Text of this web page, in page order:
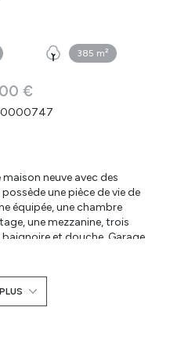
385 m²
€
maison neuve avec des
une pièce de vie de
équipée, une chambre
une mezzanine, trois
et douche. Garage
pompe à chaleur. RT 2020.
sur les risques